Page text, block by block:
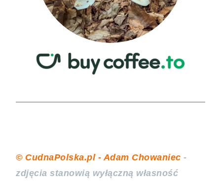
© CudnaPolska.pl - Adam Chowaniec -
zdjęcia stanowią wyłączną własność